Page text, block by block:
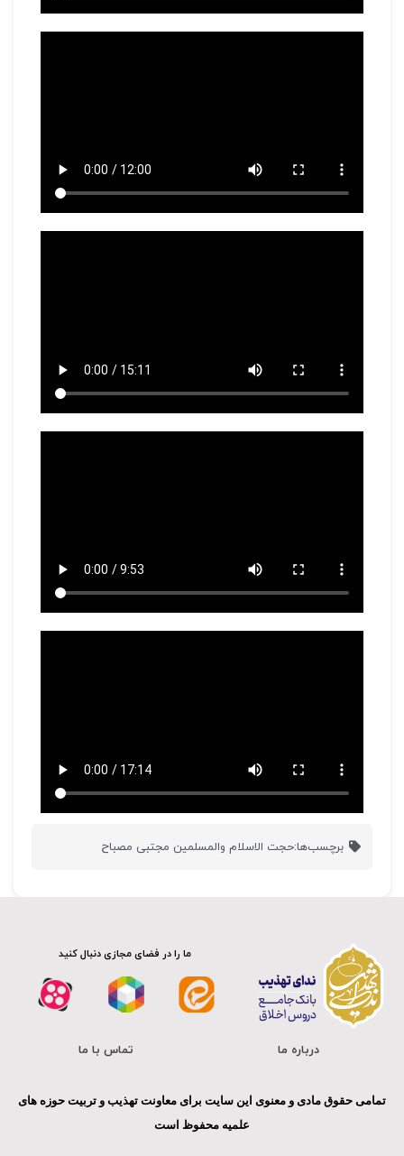
برچسب‌ها:حجت الاسلام والمسلمین مجتبی مصباح
ما را در فضای مجازی دنبال کنید
درباره ما تماس با ما
تمامی حقوق مادی و معنوی این سایت برای معاونت تهذیب و تربیت حوزه های
علمیه محفوظ است